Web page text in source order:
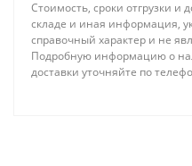
Стоимость, сроки отгрузки и
складе и иная информация,
справочный характер и не
Подробную информацию о
доставки уточняйте по